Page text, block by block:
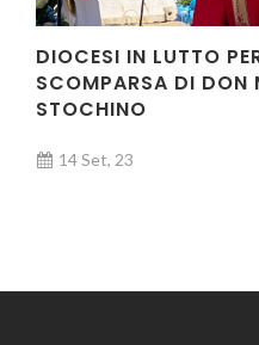
DIOCESI IN LUTTO
SCOMPARSA DI DON
STOCHINO
14 Set, 23